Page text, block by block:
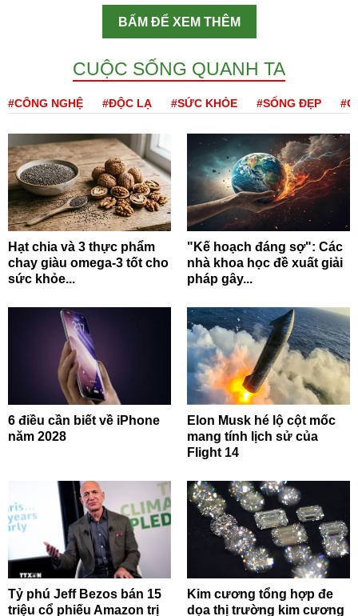
BẤM ĐỂ XEM THÊM
CUỘC SỐNG QUANH TA
#CÔNG NGHỆ #ĐỘC LẠ #SỨC KHỎE #SỐNG ĐẸP
Hạt chia và 3 thực phẩm
chay giàu omega-3 tốt cho
sức khỏe...
"Kế hoạch đáng sợ": Các
nhà khoa học đề xuất giải
pháp gây...
6 điều cần biết về iPhone
năm 2028
Elon Musk hé lộ cột mốc
mang tính lịch sử của
Flight 14
Tỷ phú Jeff Bezos bán 15
triệu cổ phiếu Amazon trị
Kim cương tổng hợp đe
dọa thị trường kim cương